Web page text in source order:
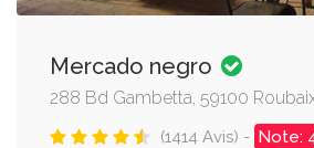
Mercado negro
288 Bd Gambetta, 59100
(1414 Avis) - Note: